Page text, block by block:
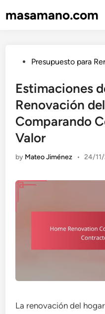
tomasamano.com
PostedPresupuesto para
Estimaciones
Renovación
Comparando
Valor
by Mateo Jiménez • 24/
La renovación del